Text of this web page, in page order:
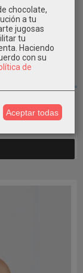
chocolate,
a tu
jugosas
tu
Haciendo
con su
de
Aceptar todas